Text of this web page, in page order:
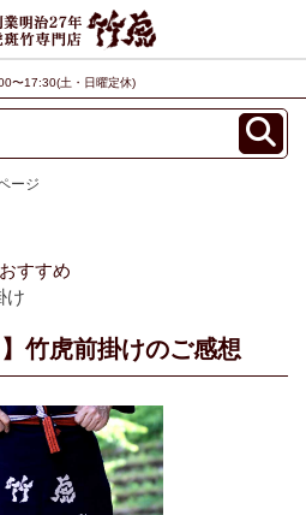
〜17:30(土・日曜定休)
ージ
すすめ
け
】竹虎前掛けのご感想